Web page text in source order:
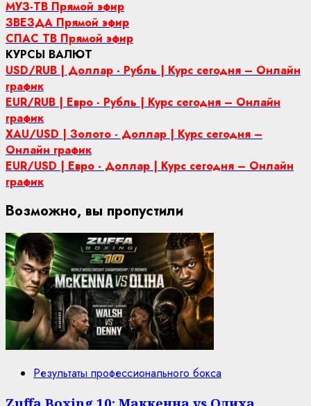
МУЗ-ТВ Прямой эфир
ЗВЕЗДА Прямой эфир
СПАС ТВ Прямой эфир
КУРСЫ ВАЛЮТ
USD/RUB | Доллар - Рубль | Курс сегодня – Онлайн
график
EUR/RUB | Евро - Рубль | Курс сегодня – Онлайн
график
XAU/USD | Золото - Доллар | Курс сегодня –
Онлайн график
EUR/USD | Евро - Доллар | Курс сегодня – Онлайн
график
Возможно, вы пропустили
Результаты профессионального бокса